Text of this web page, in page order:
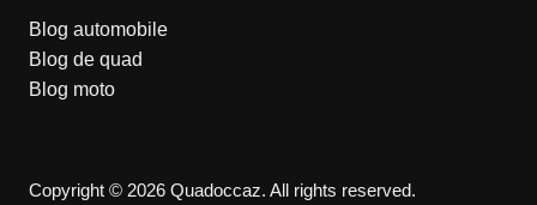
Blog automobile
Blog de quad
Blog moto
Copyright © 2026 Quadoccaz. All rights reserved.